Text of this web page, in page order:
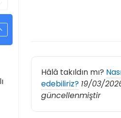
Hâlâ takıldın mı?
edebiliriz? 19/03/
güncellenmiştir